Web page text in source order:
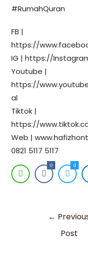
#RumahQuran
FB |
https://
IG | https://
Youtube |
https://
al
Tiktok |
https://
Web |
0821 5117 5117
0 0
←
Post